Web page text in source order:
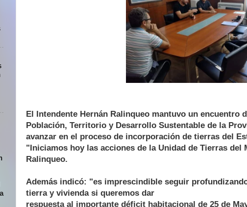
El Intendente Hernán Ralinqueo mantuvo un encuentro
Población, Territorio y Desarrollo Sustentable de la
avanzar en el proceso de incorporación de tierras del
"Iniciamos hoy las acciones de la Unidad de Tierras del
Ralinqueo.
Además indicó: "es imprescindible seguir
tierra y vivienda si queremos dar
respuesta al importante déficit habitacional de 25 de